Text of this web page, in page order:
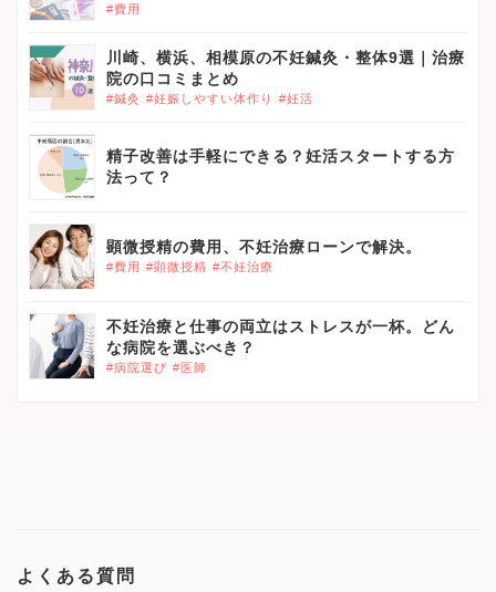
#費用
川崎、横浜、相模原の不妊鍼灸・整体9選｜治療
院の口コミまとめ
#鍼灸 #妊娠しやすい体作り #妊活
精子改善は手軽にできる？妊活スタートする方
法って？
顕微授精の費用、不妊治療ローンで解決。
#費用 #顕微授精 #不妊治療
不妊治療と仕事の両立はストレスが一杯。どん
な病院を選ぶべき？
#病院選び #医師
よくある質問